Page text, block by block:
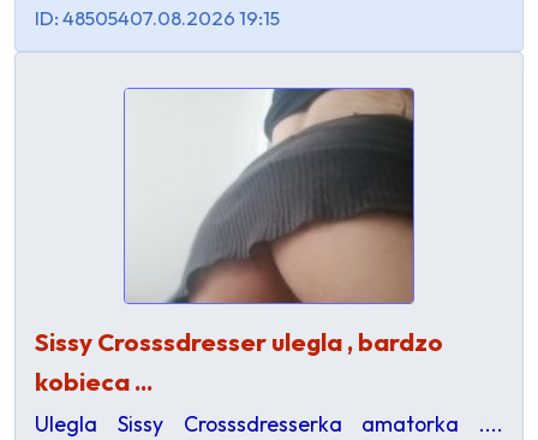
ID: 48505407.08.2026 19:15
Sissy Crosssdresser ulegla , bardzo
kobieca ...
Ulegla Sissy Crosssdresserka amatorka ....